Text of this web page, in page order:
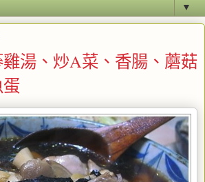
▼
雞湯、炒A菜、香腸、蘑菇